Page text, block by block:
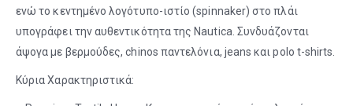
ενώ το κεντημένο λογότυπο-ιστίο (spinnaker) στο πλάι
υπογράφει την αυθεντικότητα της Nautica. Συνδυάζονται
άψογα με βερμούδες, chinos παντελόνια, jeans και polo t-shirts.
Κύρια Χαρακτηριστικά: